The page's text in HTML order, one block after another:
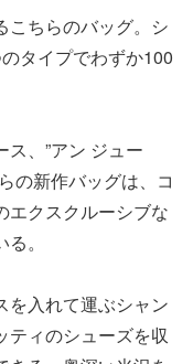
こちらのバッグ。シ
タイプでわずか100
、”アン ジュー
の新作バッグは、コ
エクスクルーシブな
。
を入れて運ぶシャン
ティのシューズを収